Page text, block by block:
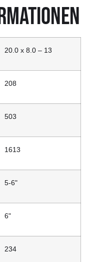
20.0 x 8.0 – 13
208
503
1613
5-6"
6"
234